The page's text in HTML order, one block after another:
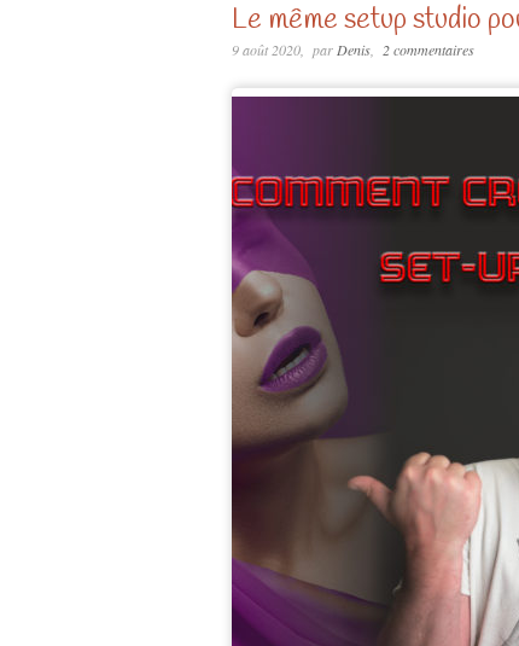
Le même setup studio
9 août 2020 par Denis 2 commentaires